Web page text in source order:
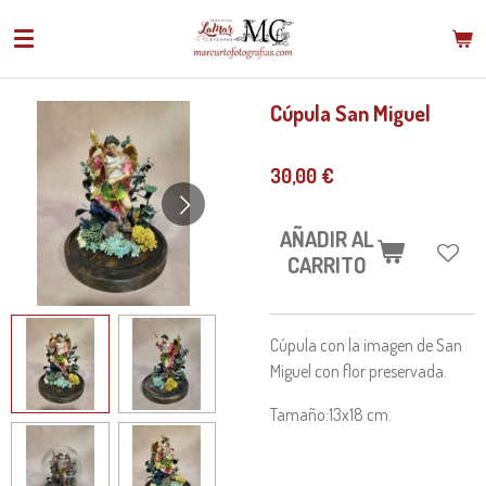
al
principal
Cúpula San Miguel
30,00 €
AÑADIR AL
CARRITO
Cúpula con la imagen de San
Miguel con flor preservada.
Tamaño:13x18 cm.